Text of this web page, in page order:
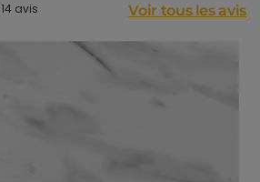
14 avis Voir tous les avis